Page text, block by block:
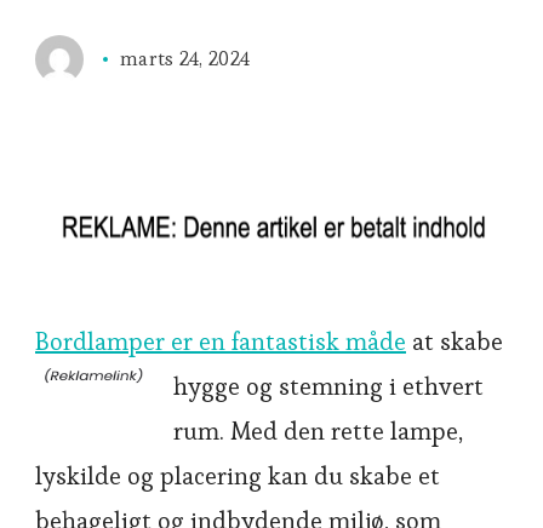
marts 24, 2024
Bordlamper er en fantastisk måde at skabe
hygge og stemning i ethvert
rum. Med den rette lampe,
lyskilde og placering kan du skabe et
behageligt og indbydende miljø, som